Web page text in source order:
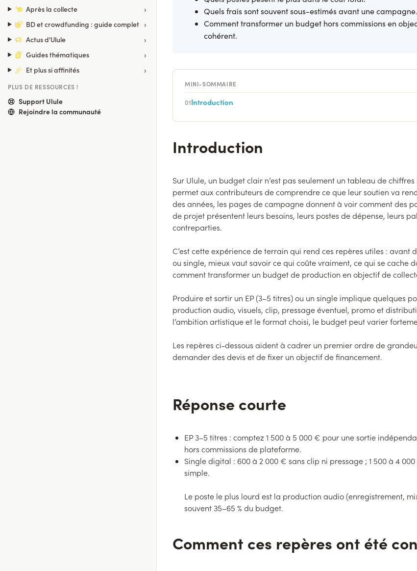
Après la collecte
›
BD et crowdfunding : guide complet ›
Actus d'Ulule
›
Guides thématiques
›
Et plus si affinités
›
PLUS DE RESSOURCES !
Support Ulule
Rejoindre la communauté
Quels frais sont souvent sous-estimés avant une campagne.
Comment transformer un budget hors commissions en
cohérent.
MINI-SOMMAIRE
01Introduction
Introduction
Sur Ulule, un budget clair n’est pas seulement un tableau de chiffres
permet aux contributeurs de comprendre ce que leur soutien va
des années, les pages de campagne donnent à voir comment des
de projet présentent leurs besoins, leurs postes de dépense, leurs
contreparties.
C’est cette expérience de terrain qui rend ces repères utiles : avant
ou single, mieux vaut savoir ce qui coûte vraiment, ce qui se cache
comment transformer un budget de production en objectif de
Produire et sortir un EP (3–5 titres) ou un single implique quelques
production audio, visuels, clip, pressage éventuel, promo et
l’ambition artistique et le format choisi, le budget peut varier
Les repères ci-dessous aident à cadrer un premier ordre de
demander des devis et de fixer un objectif de financement.
Réponse courte
EP 3–5 titres : comptez 1 500 à 5 000 € pour une sortie
hors commissions de plateforme.
Single digital : 600 à 2 000 € sans clip ni pressage ; 1 500 à 4
simple.
Le poste le plus lourd est la production audio (enregistrement,
souvent 35–65 % du budget.
Comment ces repères ont été